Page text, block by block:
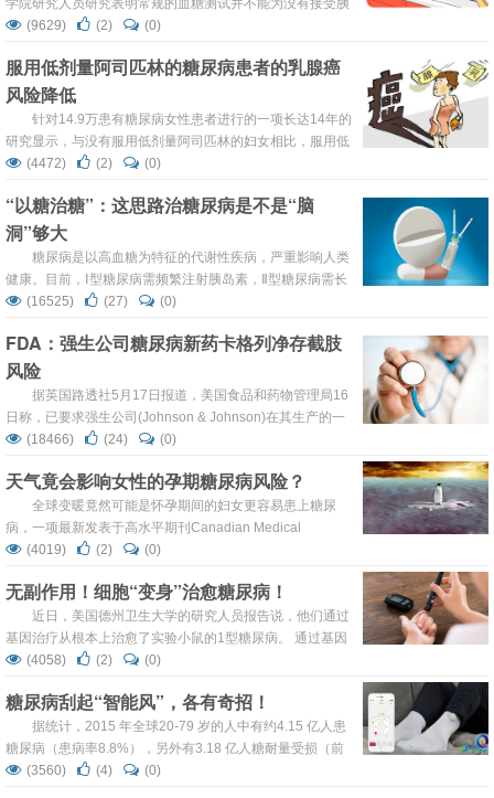
学院研究人员研究表明常规的血糖测试并不能为没有接受胰
岛素治疗的2型糖尿病患者提供有效的健康参考，常规的家
质量水平。 该研究对应文章发表于最新上线的JAMA
Internal Medicine杂志，文章详细介绍了该课题组所实...
(9629) (2) (0)
服用低剂量阿司匹林的糖尿病患者的乳腺癌
风险降低
针对14.9万患有糖尿病女性患者进行的一项长达14年的
研究显示，与没有服用低剂量阿司匹林的妇女相比，服用低
剂量阿司匹林的妇女的乳腺癌风险降低了18％。研究结果发
为"Low-Dose Aspirin Reduces Breast Cancer Risk in
Women with Diabetes: A Nationwi...
(4472) (2) (0)
“以糖治糖”：这思路治糖尿病是不是“脑
洞”够大
糖尿病是以高血糖为特征的代谢性疾病，严重影响人类
健康。目前，Ⅰ型糖尿病需频繁注射胰岛素，Ⅱ型糖尿病需长
期服用降糖药，但这些治疗过程也可能会导致胰岛素抵抗、
发不打胰岛素、不吃降糖药的新产品来治疗糖尿病。5月16
日，一项“以糖治糖”的新成果在顶级化学期刊《美国化学会
志》上发表，同济大学高分子材料系研究生萧雨芬和孙辉为
论文第一作者，...
(16525) (27) (0)
FDA：强生公司糖尿病新药卡格列净存截肢
风险
据英国路透社5月17日报道，美国食品和药物管理局16
日称，已要求强生公司(Johnson & Johnson)在其生产的一
款治疗糖尿病得药物卡格列净(Invokana)上明确标注患者使
告称，两项临床试验的最终结果显示，用卡格列净治疗的2
型糖尿病患者腿部和脚部截肢的概率是使用安慰剂治疗方法
的两倍。 据报道，一项临床试...
(18466) (24) (0)
天气竟会影响女性的孕期糖尿病风险？
全球变暖竟然可能是怀孕期间的妇女更容易患上糖尿
病，一项最新发表于高水平期刊Canadian Medical
Association Journal的文章表明，季节性高温与所谓妊娠糖
怀孕期间暴露于更高平均室外温度的时间相对更长，更有可
能被诊断患有妊娠糖尿病。 文章的作者，加拿...
(4019) (2) (0)
无副作用！细胞“变身”治愈糖尿病！
近日，美国德州卫生大学的研究人员报告说，他们通过
基因治疗从根本上治愈了实验小鼠的1型糖尿病。 通过基因
疗法，研究人员使小鼠胰脏中胰岛素分泌细胞得到了一定水
时，这一改变也可能会在一定程度上导致2型糖尿病患者的
胰岛素依赖。 正常情况下，人类胰岛β细胞会大量合成胰岛
素，降低人们的血糖浓度。在1型糖尿病中，免疫系统破坏
β...
(4058) (2) (0)
糖尿病刮起“智能风”，各有奇招！
据统计，2015 年全球20-79 岁的人中有约4.15 亿人患
糖尿病（患病率8.8%），另外有3.18 亿人糖耐量受损（前
期患病率6.7%）。中国是全球糖尿病患者第一大国，2015
(3560) (4) (0)